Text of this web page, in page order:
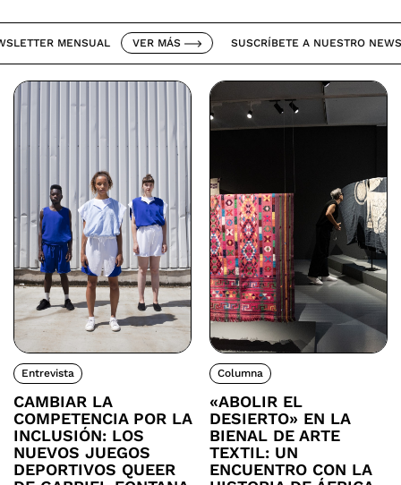
MENSUAL VER MÁS SUSCRÍBETE A NUESTRO
Entrevista
CAMBIAR LA
COMPETENCIA POR LA
INCLUSIÓN: LOS
NUEVOS JUEGOS
DEPORTIVOS QUEER
Columna
«ABOLIR EL
DESIERTO» EN LA
BIENAL DE ARTE
TEXTIL: UN
ENCUENTRO CON LA